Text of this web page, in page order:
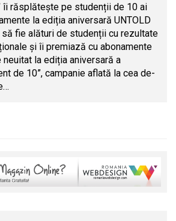
îi răsplătește pe studenții de 10 ai
la ediția aniversară UNTOLD
să fie alături de studenții cu rezultate
și îi premiază cu abonamente
neuitat la ediția aniversară a
de 10”, campanie aflată la cea de-